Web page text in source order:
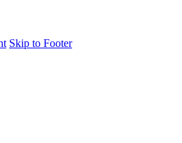
Skip to Footer